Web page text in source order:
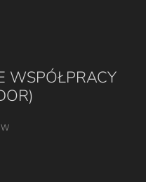
WSPÓŁPRACY